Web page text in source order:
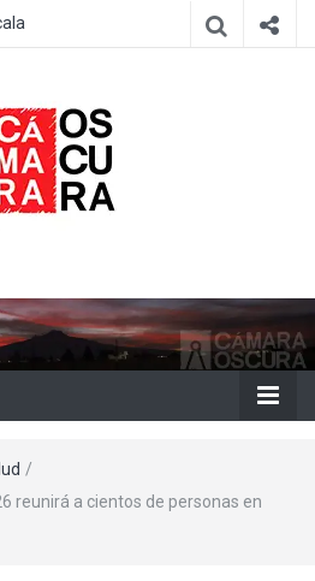
Cámara
Oscura
/
reunirá a cientos de personas en